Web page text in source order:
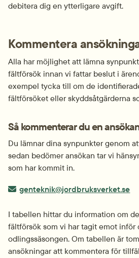
debitera dig en ytterligare avgift.
Kommentera
Alla har möjlighet att lämna
fältförsök innan vi fattar beslut i
exempel tycka till om de
fältförsöket eller skyddsåtgärderna
Så kommenterar du en
Du lämnar dina synpunkter genom
sedan bedömer ansökan tar vi
som har kommit in.
E-post:
genteknik@jordbruksverket.se
I tabellen hittar du information om
fältförsök som vi har tagit emot inför
odlingssäsongen. Om tabellen är
ansökningar att kommentera för